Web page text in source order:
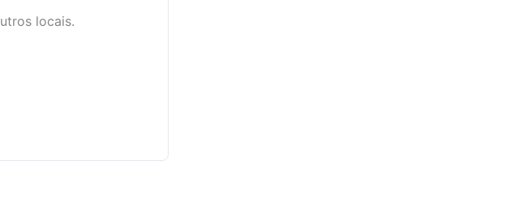
locais.